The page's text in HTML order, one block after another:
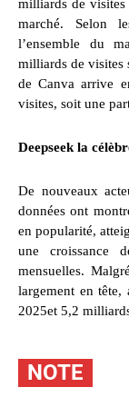
milliards de visites
marché. Selon
l’ensemble du
milliards de visites
de Canva arrive
visites, soit une
Deepseek la
De nouveaux
données ont
en popularité,
une croissance
mensuelles.
largement en
2025et 5,2
NOTE